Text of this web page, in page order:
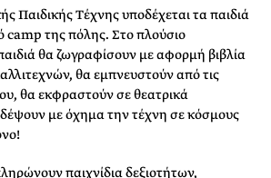
Παιδικής Τέχνης υποδέχεται τα παιδιά
camp της πόλης. Στο πλούσιο
θα ζωγραφίσουν με αφορμή βιβλία
θα εμπνευστούν από τις
θα εκφραστούν σε θεατρικά
με όχημα την τέχνη σε κόσμους
παιχνίδια δεξιοτήτων,